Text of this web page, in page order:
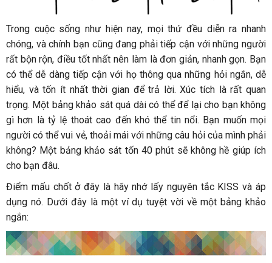
Trong cuộc sống như hiện nay, mọi thứ đều diễn ra nhanh
chóng, và chính bạn cũng đang phải tiếp cận với những người
rất bộn rộn, điều tốt nhất nên làm là đơn giản, nhanh gọn. Bạn
có thể dễ dàng tiếp cận với họ thông qua những hỏi ngắn, dễ
hiểu, và tốn ít nhất thời gian để trả lời. Xúc tích là rất quan
trọng. Một bảng khảo sát quá dài có thể để lại cho bạn không
gì hơn là tỷ lệ thoát cao đến khó thể tin nổi. Bạn muốn mọi
người có thể vui vẻ, thoải mái với những câu hỏi của mình phải
không? Một bảng khảo sát tốn 40 phút sẽ không hề giúp ích
cho bạn đâu.
Điểm mấu chốt ở đây là hãy nhớ lấy nguyên tắc KISS và áp
dụng nó. Dưới đây là một ví dụ tuyệt vời về một bảng khảo
ngắn: